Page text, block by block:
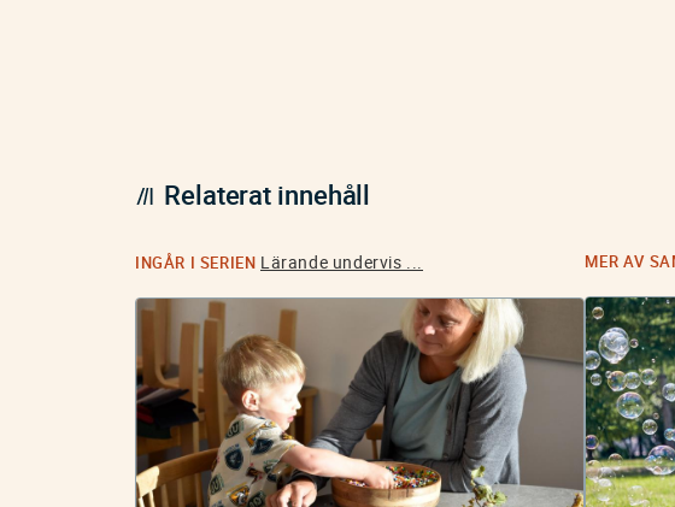
Relaterat innehåll
INGÅR I SERIEN Lärande undervis ... MER AV